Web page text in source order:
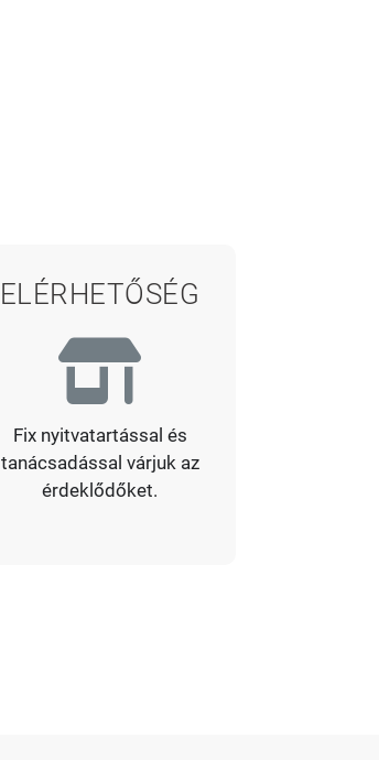
ELÉRHETŐSÉG
Fix nyitvatartással és
tanácsadással várjuk az
érdeklődőket.